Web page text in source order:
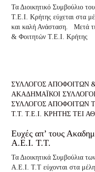
Τα Διοικητικό Συμβούλιο
Τ.Ε.Ι. Κρήτης εύχεται στα
και καλή Ανάσταση. Μετά
& Φοιτητών Τ.Ε.Ι. Κρήτης
ΣΥΛΛΟΓΟΣ ΑΠΟΦΟΙΤΩΝ
ΑΚΑΔΗΜΑΪΚΟΙ
ΣΥΛΛΟΓΟΣ ΑΠΟΦΟΙΤΩΝ
Τ.Τ. Τ.Ε.Ι. ΚΡΗΤΗΣ ΤΕΙ
Ευχές απ’ τους
Α.Ε.Ι. Τ.Τ.
Τα Διοικητικά Συμβούλια
Α.Ε.Ι. Τ.Τ εύχονται στα